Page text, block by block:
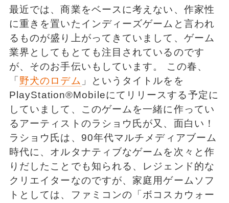
最近では、商業をベースに考えない、作家性
に重きを置いたインディーズゲームと言われ
るものが盛り上がってきていまして、ゲーム
業界としてもとても注目されているのです
が、そのお手伝いもしています。 この春、
「 野犬のロデム 」というタイトルをを
PlayStation®Mobileにてリリースする予定に
していまして、このゲームを一緒に作ってい
るアーティストのラショウ氏が又、面白い！
ラショウ氏は、90年代マルチメディアブーム
時代に、オルタナティブなゲームを次々と作
りだしたことでも知られる、レジェンド的な
クリエイターなのですが、家庭用ゲームソフ
トとしては、ファミコンの「ボコスカウォー